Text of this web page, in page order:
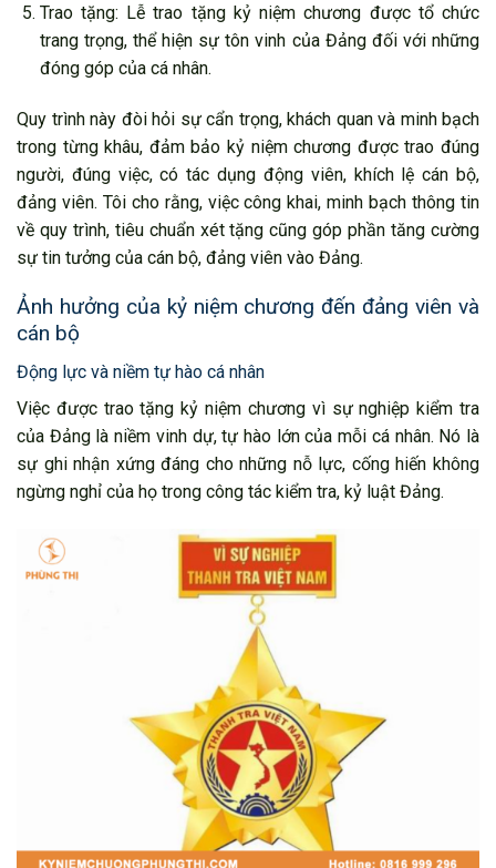
Trao tặng: Lễ trao tặng kỷ niệm chương được tổ chức
trang trọng, thể hiện sự tôn vinh của Đảng đối với những
đóng góp của cá nhân.
Quy trình này đòi hỏi sự cẩn trọng, khách quan và minh bạch
trong từng khâu, đảm bảo kỷ niệm chương được trao đúng
người, đúng việc, có tác dụng động viên, khích lệ cán bộ,
đảng viên. Tôi cho rằng, việc công khai, minh bạch thông tin
về quy trình, tiêu chuẩn xét tặng cũng góp phần tăng cường
sự tin tưởng của cán bộ, đảng viên vào Đảng.
Ảnh hưởng của kỷ niệm chương đến đảng viên và
cán bộ
Động lực và niềm tự hào cá nhân
Việc được trao tặng kỷ niệm chương vì sự nghiệp kiểm tra
của Đảng là niềm vinh dự, tự hào lớn của mỗi cá nhân. Nó là
sự ghi nhận xứng đáng cho những nỗ lực, cống hiến không
ngừng nghỉ của họ trong công tác kiểm tra, kỷ luật Đảng.